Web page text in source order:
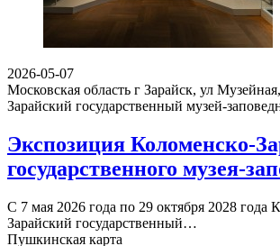
2026-05-07
Московская область г Зарайск, ул
Зарайский государственный музей-
Экспозиция Коломенско-
государственного музея-
С 7 мая 2026 года по 29 октября 2028 года
Зарайский государственный…
Пушкинская карта